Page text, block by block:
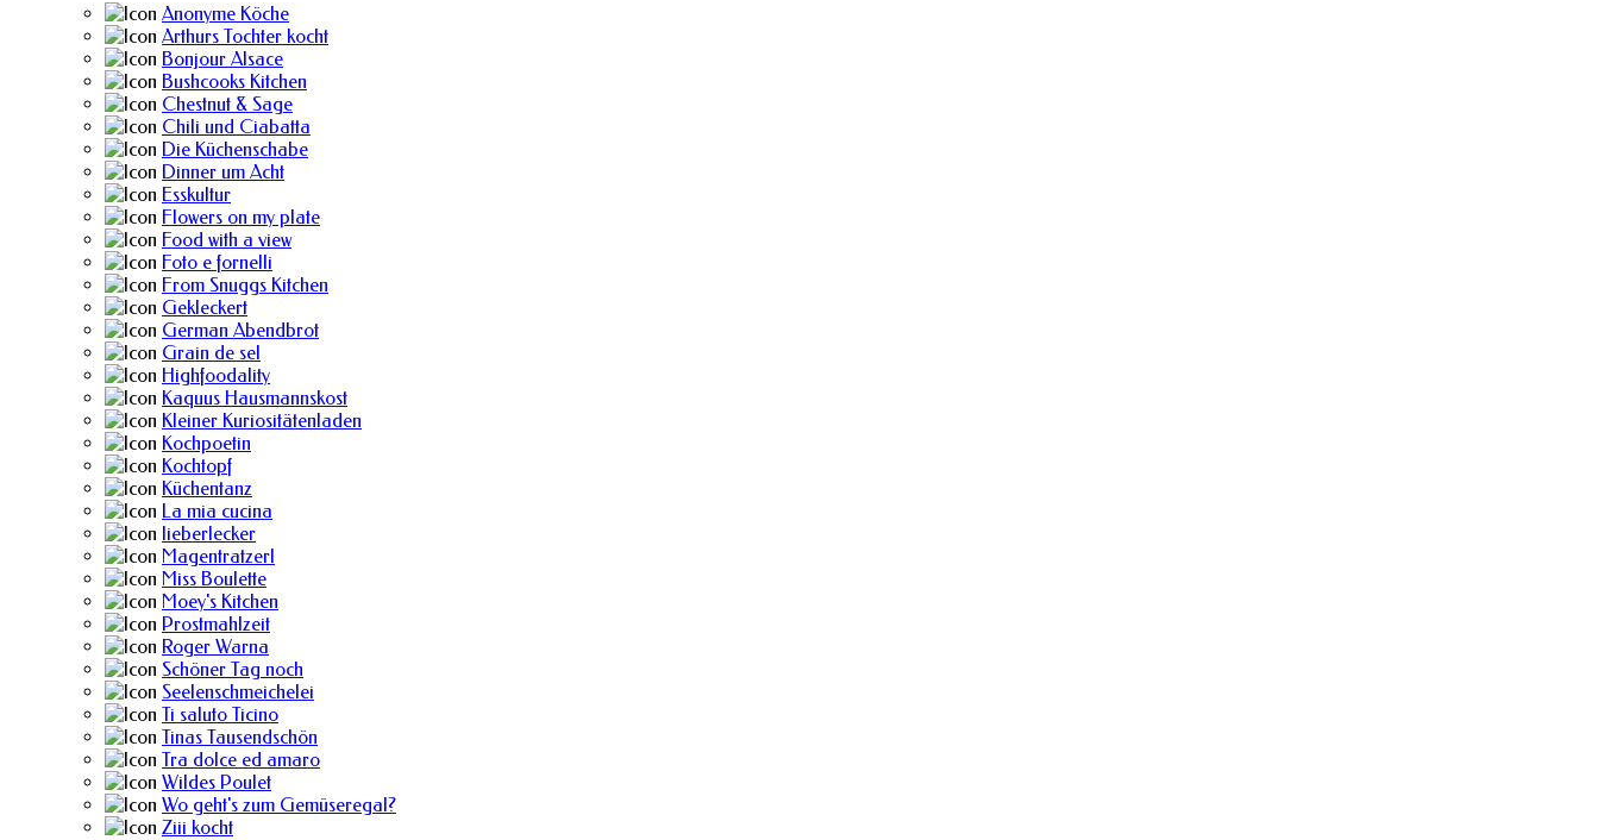
Anonyme Köche
Arthurs Tochter kocht
Bonjour Alsace
Bushcooks Kitchen
Chestnut & Sage
Chili und Ciabatta
Die Küchenschabe
Dinner um Acht
Esskultur
Flowers on my plate
Food with a view
Foto e fornelli
From Snuggs Kitchen
Gekleckert
German Abendbrot
Grain de sel
Highfoodality
Kaquus Hausmannskost
Kleiner Kuriositätenladen
Kochpoetin
Kochtopf
Küchentanz
La mia cucina
lieberlecker
Magentratzerl
Miss Boulette
Moey's Kitchen
Prostmahlzeit
Roger Warna
Schöner Tag noch
Seelenschmeichelei
Ti saluto Ticino
Tinas Tausendschön
Tra dolce ed amaro
Wildes Poulet
Wo geht's zum Gemüseregal?
Ziii kocht